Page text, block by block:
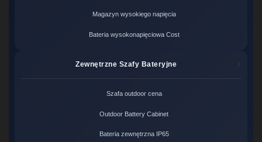
Magazyn wysokiego napięcia
Bateria wysokonapięciowa Cost
Zewnętrzne Szafy Bateryjne
Szafa outdoor cena
Outdoor Battery Cabinet
Bateria zewnętrzna IP65